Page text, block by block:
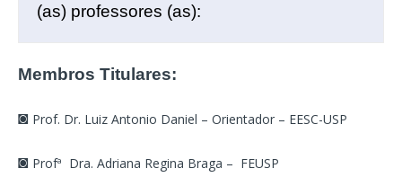
(as) professores (as):
Membros Titulares:
◙ Prof. Dr. Luiz Antonio Daniel – Orientador – EESC-USP
◙ Profª Dra. Adriana Regina Braga – FEUSP